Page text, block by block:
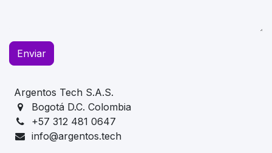
Enviar
Argentos Tech S.A.S.
Bogotá D.C. Colombia
+57 312 481 0647
info@argentos.tech